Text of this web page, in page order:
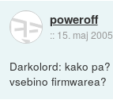
poweroff
:: 15. maj
Darkolord: kako
vsebino firmwarea?